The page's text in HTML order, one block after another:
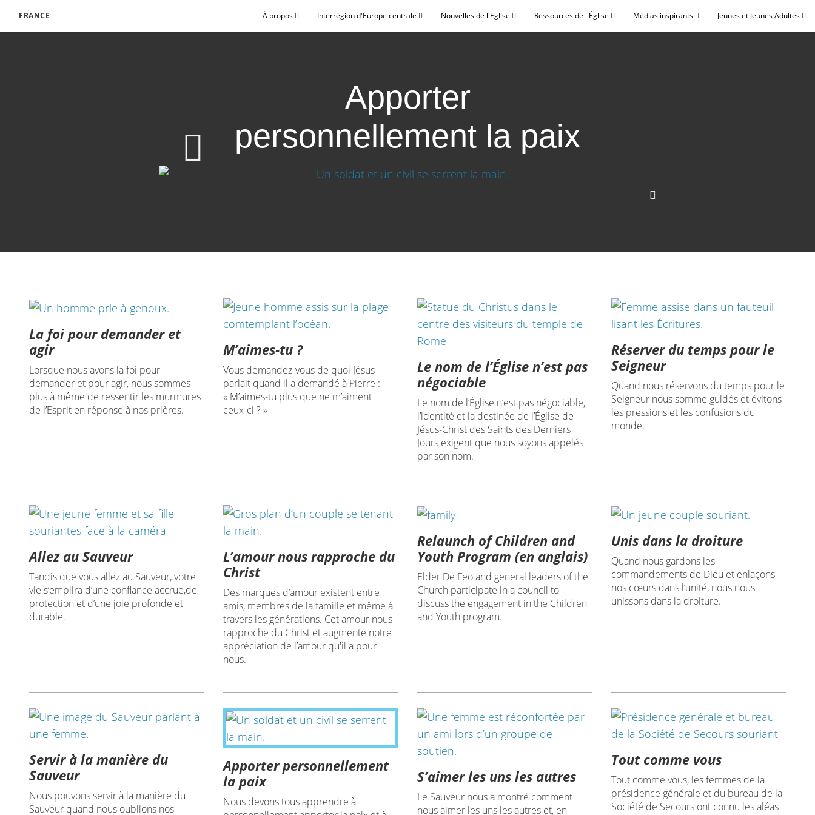
FRANCE À propos Interrégion d'Europe centrale Nouvelles de l'Eglise Ressources de l'Église Médias inspirants Jeunes et Jeunes Adultes
Apporter
personnellement la paix
La foi pour demander et
agir
Lorsque nous avons la foi pour
demander et pour agir, nous sommes
plus à même de ressentir les murmures
de l’Esprit en réponse à nos prières.
M’aimes-tu ?
Vous demandez-vous de quoi Jésus
parlait quand il a demandé à Pierre :
« M’aimes-tu plus que ne m’aiment
ceux-ci ? »
Le nom de l’Église n’est pas
négociable
Le nom de l’Église n’est pas négociable,
l’identité et la destinée de l’Église de
Jésus-Christ des Saints des Derniers
Jours exigent que nous soyons appelés
par son nom.
Réserver du temps pour le
Seigneur
Quand nous réservons du temps pour le
Seigneur nous somme guidés et évitons
les pressions et les confusions du
monde.
Allez au Sauveur
Tandis que vous allez au Sauveur, votre
vie s’emplira d’une confiance accrue,de
protection et d’une joie profonde et
durable.
L’amour nous rapproche du
Christ
Des marques d’amour existent entre
amis, membres de la famille et même à
travers les générations. Cet amour nous
rapproche du Christ et augmente notre
appréciation de l’amour qu'il a pour
nous.
Relaunch of Children and
Youth Program (en anglais)
Elder De Feo and general leaders of the
Church participate in a council to
discuss the engagement in the Children
and Youth program.
Unis dans la droiture
Quand nous gardons les
commandements de Dieu et enlaçons
nos cœurs dans l’unité, nous nous
unissons dans la droiture.
Servir à la manière du
Sauveur
Nous pouvons servir à la manière du
Sauveur quand nous oublions nos
Apporter personnellement
la paix
Nous devons tous apprendre à
S’aimer les uns les autres
Le Sauveur nous a montré comment
nous aimer les uns les autres et, en
Tout comme vous
Tout comme vous, les femmes de la
présidence générale et du bureau de la
Société de Secours ont connu les aléas